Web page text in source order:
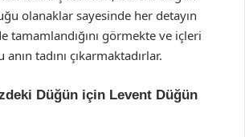
olanaklar sayesinde her detayın
tamamlandığını görmekte ve içleri
tadını çıkarmaktadırlar.
Düğün için Levent Düğün